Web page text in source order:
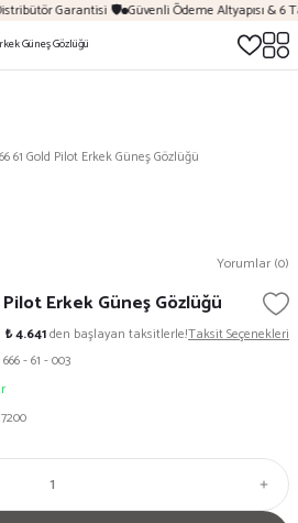
Garantisi 🛡️ Güvenli Ödeme Altyapısı & 6
61 Gold Pilot Erkek Güneş Gözlüğü
Yorumlar (0)
Erkek Güneş Gözlüğü
₺ 4.641den başlayan taksitlerle!Taksit Seçenekleri
- 61 - 003